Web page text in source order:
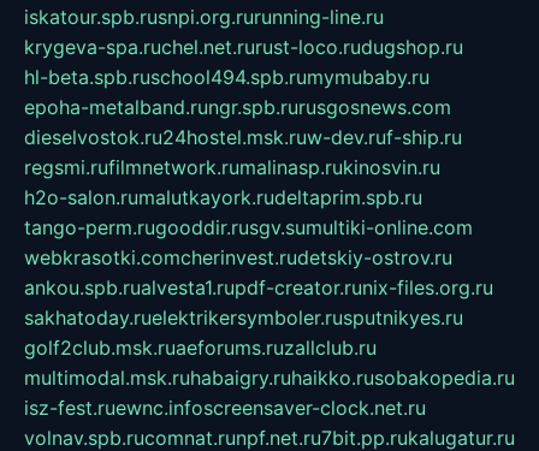
iskatour.spb.rusnpi.org.rurunning-line.ru
krygeva-spa.ruchel.net.rurust-loco.rudugshop.ru
hl-beta.spb.ruschool494.spb.rumymubaby.ru
epoha-metalband.rungr.spb.rurusgosnews.com
dieselvostok.ru24hostel.msk.ruw-dev.ruf-ship.ru
regsmi.rufilmnetwork.rumalinasp.rukinosvin.ru
h2o-salon.rumalutkayork.rudeltaprim.spb.ru
tango-perm.rugooddir.rusgv.sumultiki-online.com
webkrasotki.comcherinvest.rudetskiy-ostrov.ru
ankou.spb.rualvesta1.rupdf-creator.runix-files.org.ru
sakhatoday.ruelektrikersymboler.rusputnikyes.ru
golf2club.msk.ruaeforums.ruzallclub.ru
multimodal.msk.ruhabaigry.ruhaikko.rusobakopedia.ru
isz-fest.ruewnc.infoscreensaver-clock.net.ru
volnav.spb.rucomnat.runpf.net.ru7bit.pp.rukalugatur.ru